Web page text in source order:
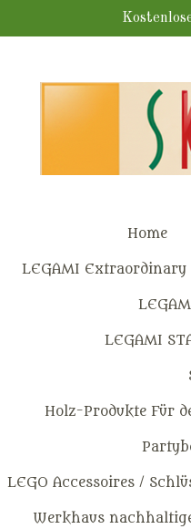
Home
LEGAMI Extraordinary
LEGAMI
Holz-Produkte Für
LEGO Accessoires /
Werkhaus